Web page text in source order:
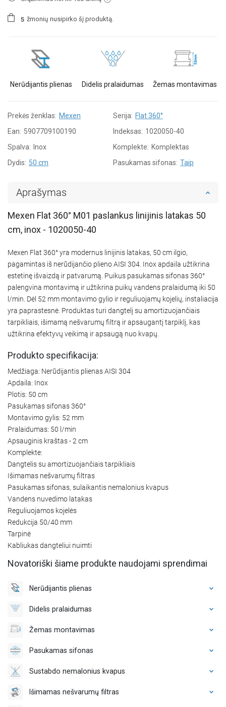
5 žmonių nusipirko šį produktą.
Nerūdijantis plienas Didelis pralaidumas Žemas montavimas
Prekės ženklas: Mexen Serija: Flat 360°
Ean: 5907709100190 Indeksas: 1020050-40
Spalva: Inox Komplekte: Komplektas
Dydis: 50 cm Pasukamas sifonas: Taip
Aprašymas
Mexen Flat 360° M01 paslankus linijinis latakas 50
cm, inox - 1020050-40
Mexen Flat 360° yra modernus linijinis latakas, 50 cm ilgio,
pagamintas iš nerūdijančio plieno AISI 304. Inox apdaila užtikrina
estetinę išvaizdą ir patvarumą. Puikus pasukamas sifonas 360°
palengvina montavimą ir užtikrina puikų vandens pralaidumą iki 50
l/min. Dėl 52 mm montavimo gylio ir reguliuojamų kojelių, instaliacija
yra paprastesnė. Produktas turi dangtelį su amortizuojančiais
tarpikliais, išimamą nešvarumų filtrą ir apsaugantį tarpiklį, kas
užtikrina efektyvų veikimą ir apsaugą nuo kvapų.
Produkto specifikacija:
Medžiaga: Nerūdijantis plienas AISI 304
Apdaila: Inox
Plotis: 50 cm
Pasukamas sifonas 360°
Montavimo gylis: 52 mm
Pralaidumas: 50 l/min
Apsauginis kraštas - 2 cm
Komplekte:
Dangtelis su amortizuojančiais tarpikliais
Išimamas nešvarumų filtras
Pasukamas sifonas, sulaikantis nemalonius kvapus
Vandens nuvedimo latakas
Reguliuojamos kojelės
Redukcija 50/40 mm
Tarpinė
Kabliukas dangteliui nuimti
Novatoriški šiame produkte naudojami sprendimai
Nerūdijantis plienas
Didelis pralaidumas
Žemas montavimas
Pasukamas sifonas
Sustabdo nemalonius kvapus
Išimamas nešvarumų filtras